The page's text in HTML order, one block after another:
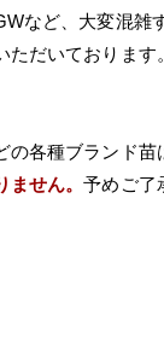
など、大変混
ただいております
各種ブランド
ません。予めご了